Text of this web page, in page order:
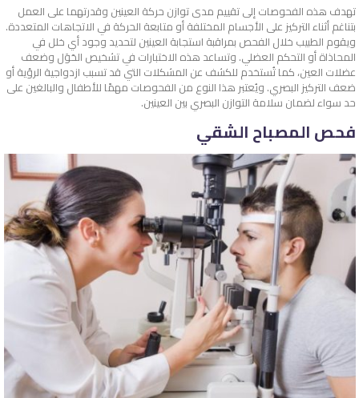
تهدف هذه الفحوصات إلى تقييم مدى توازن حركة العينين وقدرتهما على العمل
بتناغم أثناء التركيز على الأجسام المختلفة أو متابعة الحركة في الاتجاهات المتعددة.
ويقوم الطبيب خلال الفحص بمراقبة استجابة العينين لتحديد وجود أي خلل في
المحاذاة أو التحكم العضلي. وتساعد هذه الاختبارات في تشخيص الحَوَل وضعف
عضلات العين، كما تُستخدم للكشف عن المشكلات التي قد تسبب ازدواجية الرؤية أو
ضعف التركيز البصري. ويُعتبر هذا النوع من الفحوصات مهمًا للأطفال والبالغين على
حد سواء لضمان سلامة التوازن البصري بين العينين.
فحص المصباح الشقي